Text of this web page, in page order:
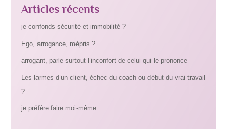
Articles récents
je confonds sécurité et immobilité ?
Ego, arrogance, mépris ?
arrogant, parle surtout l’inconfort de celui qui le prononce
Les larmes d’un client, échec du coach ou début du vrai travail
?
je préfère faire moi-même